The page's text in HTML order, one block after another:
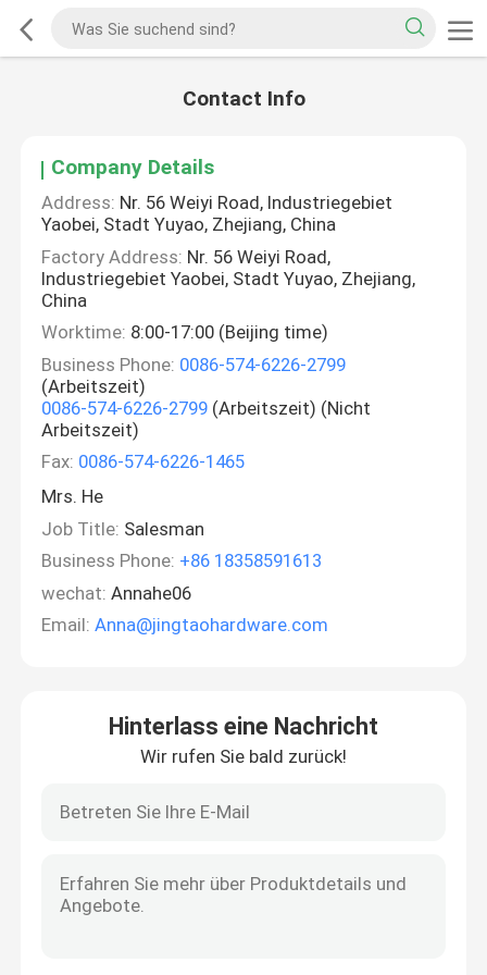
Contact Info
Company Details
Address: Nr. 56 Weiyi Road, Industriegebiet
Yaobei, Stadt Yuyao, Zhejiang, China
Factory Address: Nr. 56 Weiyi Road,
Industriegebiet Yaobei, Stadt Yuyao, Zhejiang,
China
Worktime: 8:00-17:00 (Beijing time)
Business Phone: 0086-574-6226-2799
(Arbeitszeit)
0086-574-6226-2799 (Arbeitszeit) (Nicht
Arbeitszeit)
Fax: 0086-574-6226-1465
Mrs. He
Job Title: Salesman
Business Phone: +86 18358591613
wechat: Annahe06
Email: Anna@jingtaohardware.com
Hinterlass eine Nachricht
Wir rufen Sie bald zurück!